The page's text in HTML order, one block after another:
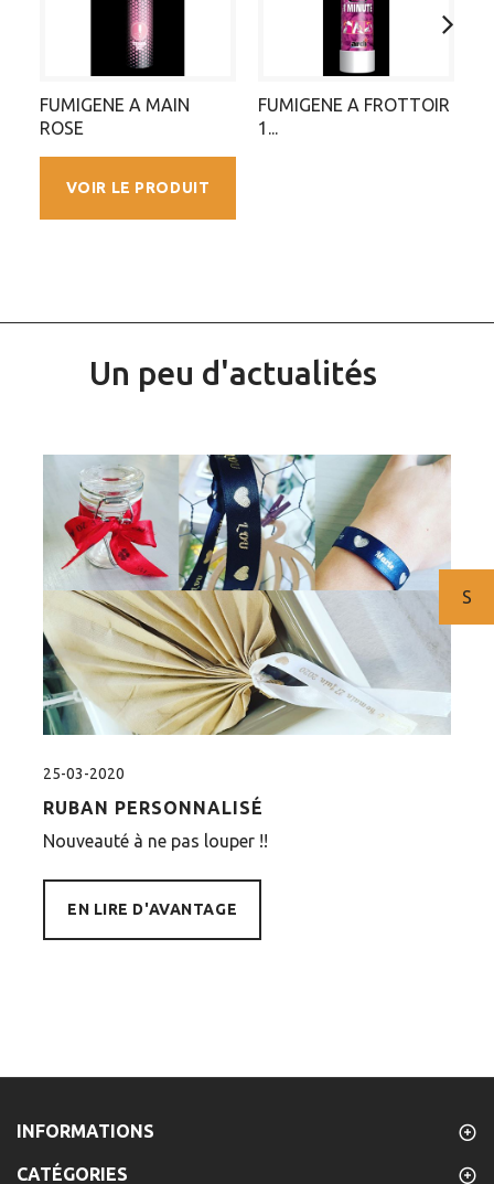
FUMIGENE A MAIN
ROSE
VOIR LE PRODUIT
FUMIGENE A FROTTOIR
1...
Un peu d'actualités
25-03-2020
RUBAN PERSONNALISÉ
Nouveauté à ne pas louper !!
EN LIRE D'AVANTAGE
INFORMATIONS
CATÉGORIES